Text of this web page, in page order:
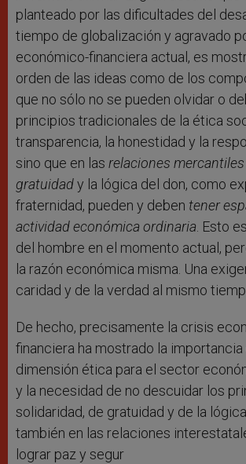
planteado por las dificultades del
tiempo de globalización y agravado
económico-financiera actual, es
orden de las ideas como de los
que no sólo no se pueden olvidar o
principios tradicionales de la ética
transparencia, la honestidad y la
sino que en las relaciones mercantiles
gratuidady la lógica del don, como
fraternidad, pueden y deben tener
actividad económica ordinaria. Esto
del hombre en el momento actual,
la razón económica misma. Una
caridad y de la verdad al mismo
De hecho, precisamente la crisis
financiera ha mostrado la importancia
dimensión ética para el sector
y la necesidad de no descuidar los
solidaridad, de gratuidad y de la
también en las relaciones
lograr paz y segur